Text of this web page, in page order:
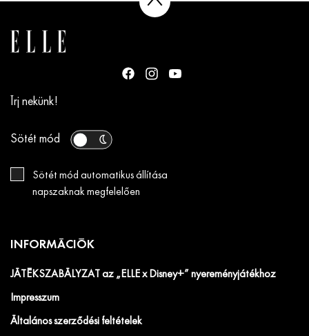
Írj nekünk!
Sötét mód
Sötét mód automatikus állítása
napszaknak megfelelően
INFORMÁCIÓK
JÁTÉKSZABÁLYZAT az „ELLE x Disney+” nyereményjátékhoz
Impresszum
Általános szerződési feltételek